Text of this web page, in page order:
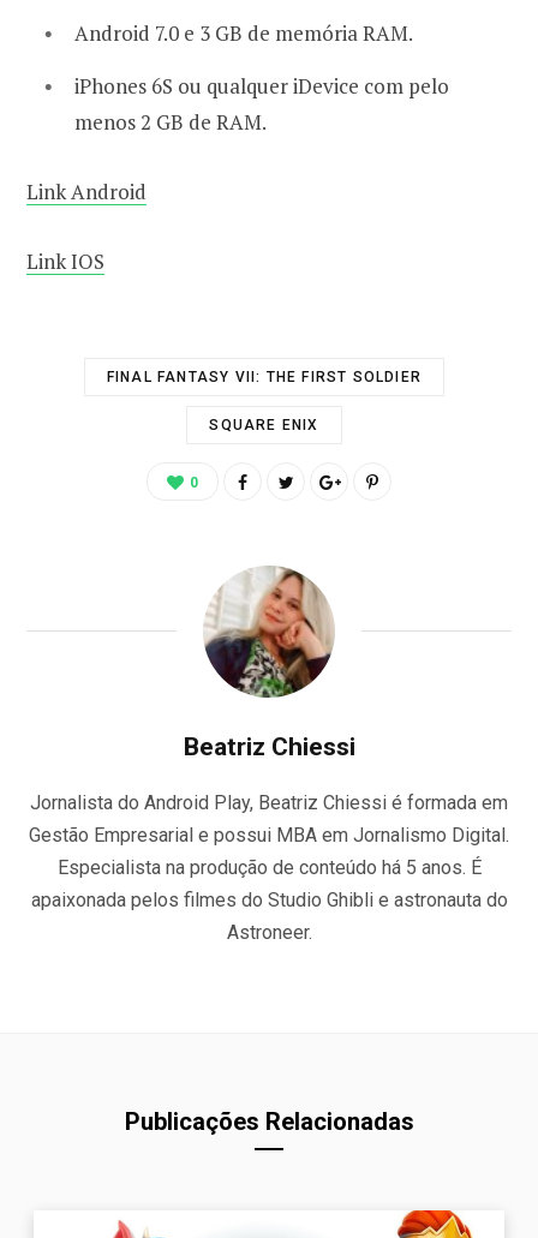
Android 7.0 e 3 GB de memória RAM.
iPhones 6S ou qualquer iDevice com pelo
menos 2 GB de RAM.
Link Android
Link IOS
FINAL FANTASY VII: THE FIRST SOLDIER
SQUARE ENIX
0
Beatriz Chiessi
Jornalista do Android Play, Beatriz Chiessi é formada em
Gestão Empresarial e possui MBA em Jornalismo Digital.
Especialista na produção de conteúdo há 5 anos. É
apaixonada pelos filmes do Studio Ghibli e astronauta do
Astroneer.
Publicações Relacionadas